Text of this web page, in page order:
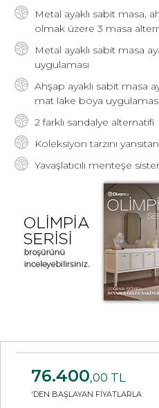
Metal ayaklı sabit masa,
olmak üzere 3 masa
Metal ayaklı sabit masa
uygulaması
Ahşap ayaklı sabit masa
mat lake boya uygulaması
2 farklı sandalye alternatifi
Koleksiyon tarzını
Yavaşlatıcılı menteşe
76.400,00 TL
'DEN BAŞLAYAN FİYATLARLA